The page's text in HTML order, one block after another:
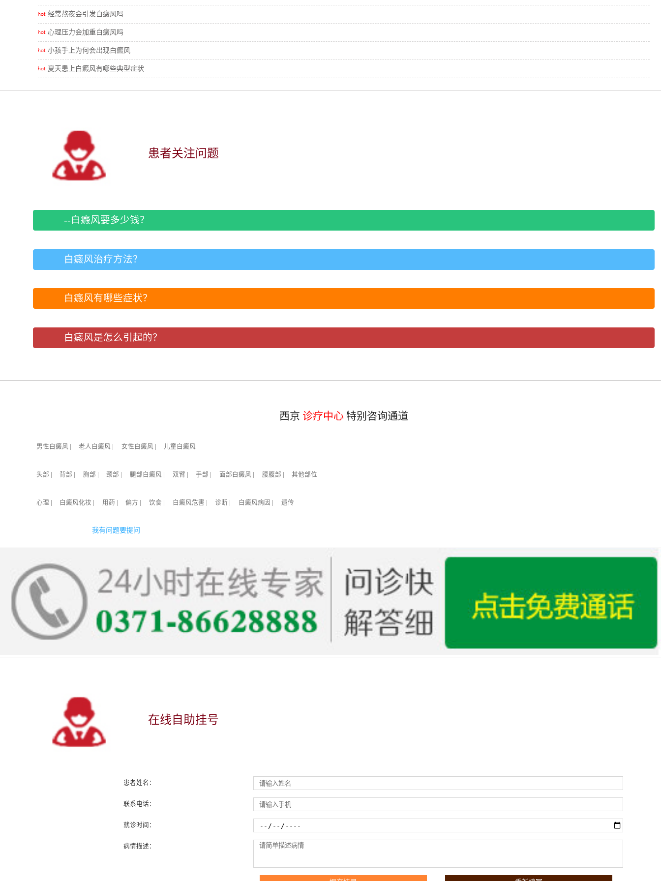
经常熬夜会引发白癜风吗
心理压力会加重白癜风吗
小孩手上为何会出现白癜风
夏天患上白癜风有哪些典型症状
患者关注问题
--白癜风要多少钱？
白癜风治疗方法？
白癜风有哪些症状？
白癜风是怎么引起的？
西京 诊疗中心 特别咨询通道
男性白癜风 | 老人白癜风 | 女性白癜风 | 儿童白癜风
头部 | 背部 | 胸部 | 颈部 | 腿部白癜风 | 双臂 | 手部 | 面部白癜风 | 腰腹部 | 其他部位
心理 | 白癜风化妆 | 用药 | 偏方 | 饮食 | 白癜风危害 | 诊断 | 白癜风病因 | 遗传
我有问题要提问
在线自助挂号
患者姓名：
联系电话：
就诊时间：
病情描述：